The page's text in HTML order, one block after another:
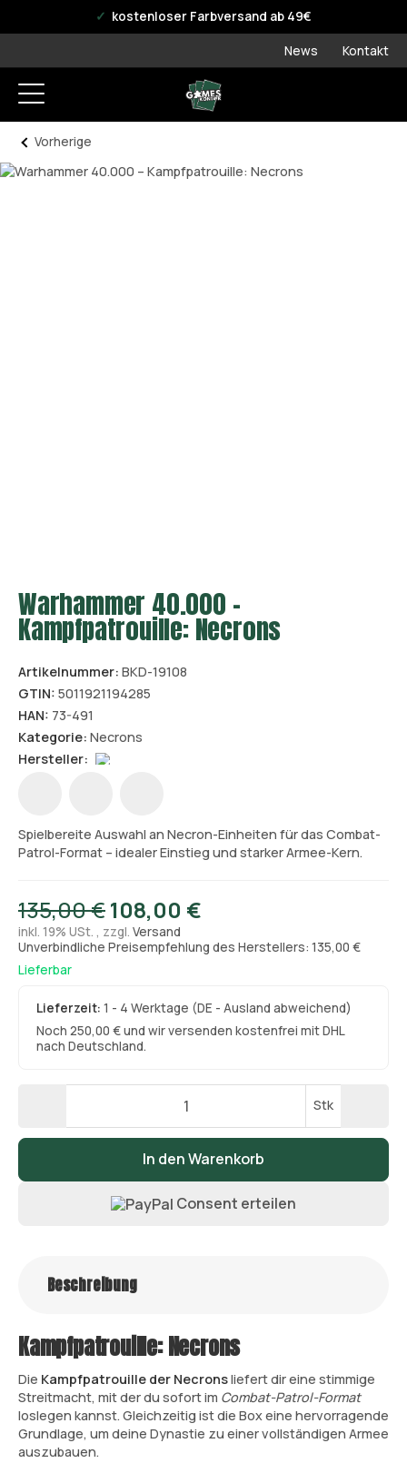
offizieller WPN Storekostenloser Farbversand ab 49€
News Kontakt
Vorherige
Warhammer 40.000 –
Kampfpatrouille: Necrons
Artikelnummer: BKD-19108
GTIN: 5011921194285
HAN: 73-491
Kategorie: Necrons
Hersteller:
Spielbereite Auswahl an Necron-Einheiten für das Combat-
Patrol-Format – idealer Einstieg und starker Armee-Kern.
135,00 €108,00 €
inkl. 19% USt. , zzgl. Versand
Unverbindliche Preisempfehlung des Herstellers: 135,00 €
Lieferbar
Lieferzeit:1 - 4 Werktage (DE - Ausland abweichend)
Noch 250,00 € und wir versenden kostenfrei mit DHL
nach Deutschland.
Stk
In den Warenkorb
Consent erteilen
Beschreibung
Kampfpatrouille: Necrons
Die Kampfpatrouille der Necronsliefert dir eine stimmige
Streitmacht, mit der du sofort im Combat-Patrol-Format
loslegen kannst. Gleichzeitig ist die Box eine hervorragende
Grundlage, um deine Dynastie zu einer vollständigen Armee
auszubauen.